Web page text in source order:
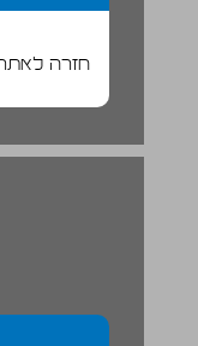
חזרה